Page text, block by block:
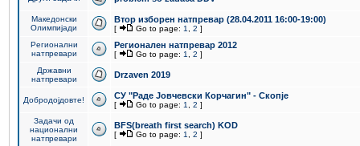
Македонски
Олимпијади
Втор изборен натпревар (28.04.2011 16:00-19:00)
[ Go to page: 1 2 ]
Регионални
натпревари
Регионален натпревар 2012
[ Go to page: 1 2 ]
Државни
натпревари
Drzaven 2019
Добродојдовте! СУ "Раде Јовчевски Корчагин" - Скопје
[ Go to page: 1 2 ]
Задачи од
национални
натпревари
BFS(breath first search) KOD
[ Go to page: 1 2 ]